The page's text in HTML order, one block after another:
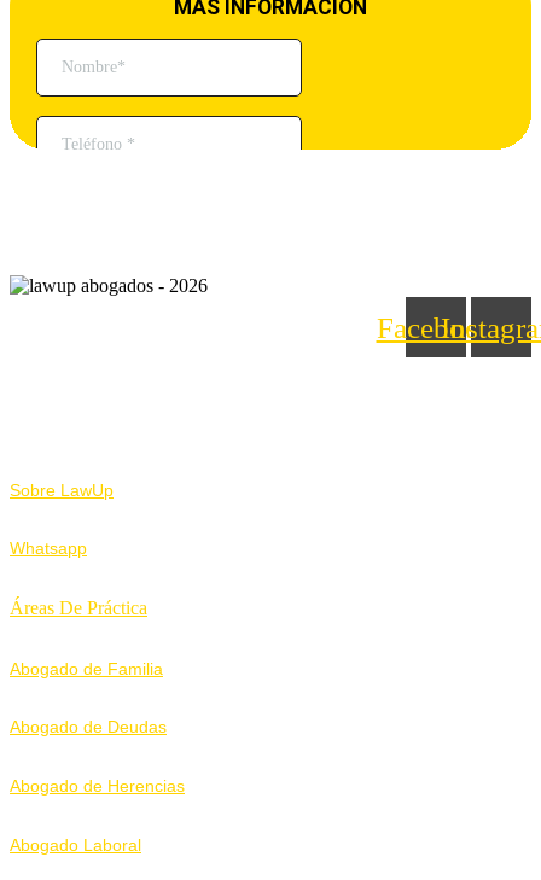
Facebook
Sobre LawUp
Whatsapp
Áreas De Práctica
Abogado de Familia
Abogado de Deudas
Abogado de Herencias
Abogado Laboral